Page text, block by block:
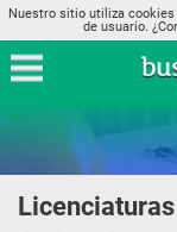
Nuestro sitio utiliza
de usuario.